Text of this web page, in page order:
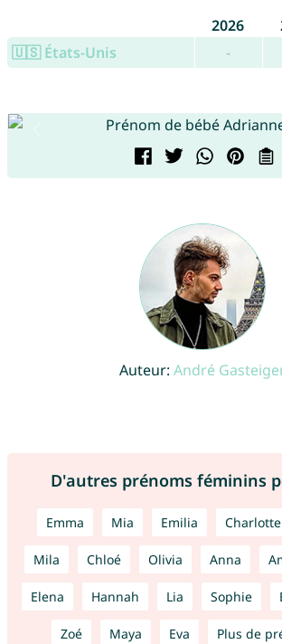
2026
🇺🇸 États-Unis
-
Auteur: André
D'autres prénoms féminins
Emma Mia Emilia Charlotte
Mila Chloé Olivia Anna
Elena Hannah Lia Sophie
Zoé Maya Eva Plus de